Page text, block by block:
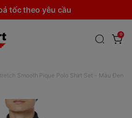
tốc theo yêu cầu
0
Smooth Pique Polo Shirt Set - Màu Đen